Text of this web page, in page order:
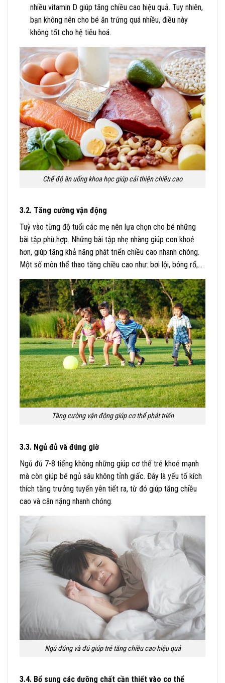
nhiều vitamin D giúp tăng chiều cao hiệu quả. Tuy nhiên,
bạn không nên cho bé ăn trứng quá nhiều, điều này
không tốt cho hệ tiêu hoá.
Chế độ ăn uống khoa học giúp cải thiện chiều cao
3.2. Tăng cường vận động
Tuỳ vào từng độ tuổi các mẹ nên lựa chọn cho bé những
bài tập phù hợp. Những bài tập nhẹ nhàng giúp con khoẻ
hơn, giúp tăng khả năng phát triển chiều cao nhanh chóng.
Một số môn thể thao tăng chiều cao như: bơi lội, bóng rổ,…
Tăng cường vận động giúp cơ thể phát triển
3.3. Ngủ đủ và đúng giờ
Ngủ đủ 7-8 tiếng không những giúp cơ thể trẻ khoẻ mạnh
mà còn giúp bé ngủ sâu không tỉnh giấc. Đây là yếu tố kích
thích tăng trưởng tuyến yên tiết ra, từ đó giúp tăng chiều
cao và cân nặng nhanh chóng.
Ngủ đúng và đủ giúp trẻ tăng chiều cao hiệu quả
3.4. Bổ sung các dưỡng chất cần thiết vào cơ thể